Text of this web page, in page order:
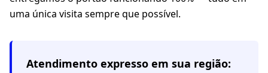
uma única visita sempre que possível.
Atendimento expresso em sua região: